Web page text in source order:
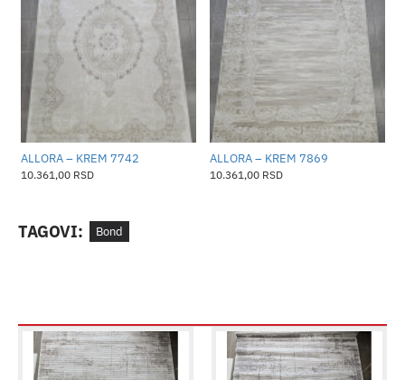
ALLORA – KREM 7742
10.361,00 RSD
ALLORA – KREM 7869
10.361,00 RSD
TAGOVI: Bond